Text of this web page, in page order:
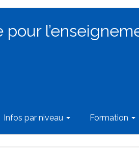
Infos par niveau Formation